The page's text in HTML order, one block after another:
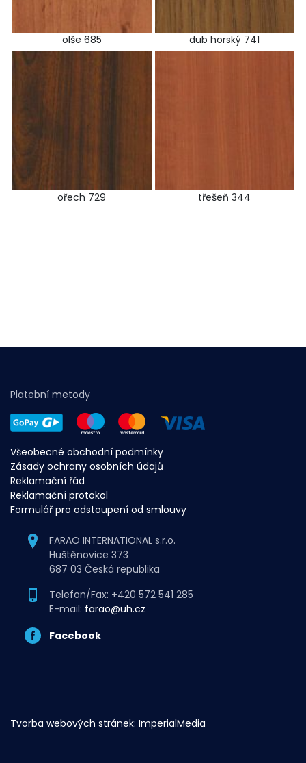
olše 685 dub horský 741
ořech 729 třešeň 344
Platební metody
Všeobecné obchodní podmínky
Zásady ochrany osobních údajů
Reklamační řád
Reklamační protokol
Formulář pro odstoupení od smlouvy
FARAO INTERNATIONAL s.r.o.
Huštěnovice 373
687 03 Česká republika
Telefon/Fax: +420 572 541 285
E-mail: farao@uh.cz
Facebook
Tvorba webových stránek: ImperialMedia